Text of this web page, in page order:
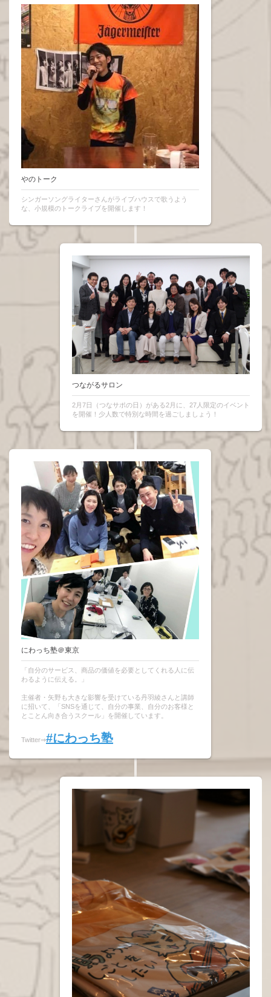
やのトーク
シンガーソングライターさんがライブハウスで歌うよう
な、小規模のトークライブを開催します！
つながるサロン
2月7日（つなサポの日）がある2月に、27人限定のイベント
を開催！少人数で特別な時間を過ごしましょう！
にわっち塾＠東京
「自分のサービス、商品の価値を必要としてくれる人に伝
わるように伝える。」
主催者・矢野も大きな影響を受けている丹羽綾さんと講師
に招いて、「SNSを通じて、自分の事業、自分のお客様と
とことん向き合うスクール」を開催しています。
Twitter⇒#にわっち塾